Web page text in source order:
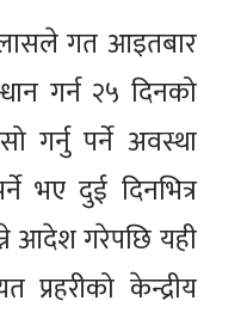
गत आइतबार
गर्न २५ दिनको
गर्नु पर्ने अवस्था
भए दुई दिनभित्र
आदेश गरेपछि यही
केन्द्रीय